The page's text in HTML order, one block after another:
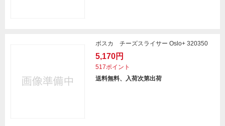
ボスカ チーズスライサー Oslo+ 320350
5,170円
517ポイント
送料無料、入荷次第出荷